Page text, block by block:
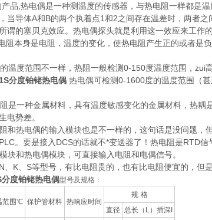
品,热电偶是一种测温度的传感器，与热电阻一样都是
当导体A和B的两个执着点1和2之间存在温差时，两者
谓的塞贝克效应。热电偶探头就是利用这一效应来工作的
阻本身是电阻，温度的变化，使热电阻产生正的或者是
温度范围不一样，热阻一般检测0-150度温度范围，zui
分度铂铑热电偶 热电偶可检测0-1600度的温度范围（
是一种金属材料，具有温度敏感变化的金属材料，热耦
电势差。
和热电偶的输入模块也是不一样的，这句话是没问题，
。要是接入DCS的话就不*变送器了！热电阻是RTD信
和热电偶模块，可直接输入电阻和电偶信号。
K、S等型号，有比电阻贵的，也有比电阻便宜的，但
度铂铑热电偶型号及规格：
范围℃ 保护管材料 热响应时间
规 格
直径 总长（ L）插深